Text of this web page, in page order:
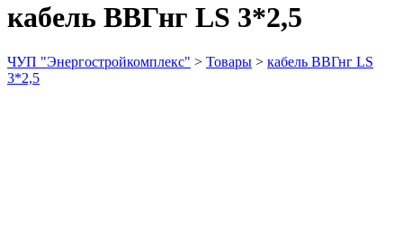
кабель ВВГнг LS 3*2,5
ЧУП "Энергостройкомплекс" > Товары > кабель ВВГнг LS
3*2,5